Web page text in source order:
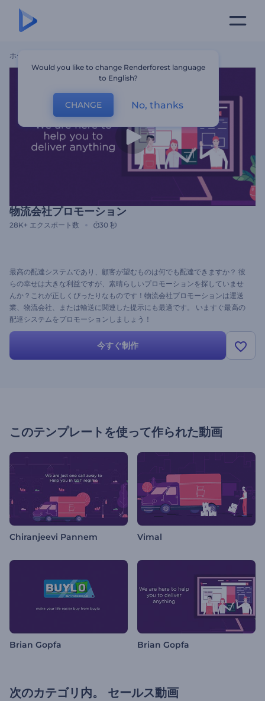
ホーム
物流会社プロモーション
28K+ エクスポート数 30 秒
最高の配達システムであり、顧客が望むものは何でも配達できますか？ 彼
らの幸せは大きな利益ですが、素晴らしいプロモーションを探していませ
んか？これが正しくぴったりなものです！物流会社プロモーションは運送
業、物流会社、または輸送に関連した提示にも最適です。 いますぐ最高の
配達システムをプロモーションしましょう！
今すぐ制作
このテンプレートを使って作られた動画
Chiranjeevi Pannem Vimal
Brian Gopfa Brian Gopfa
次のカテゴリ内。 セールス動画
Would you like to change Renderforest language
to English?
CHANGE No, thanks